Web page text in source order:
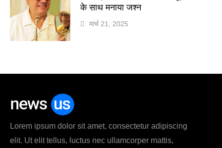
के साथ मनाया जश्न
मार्च 21, 2025
Lorem ipsum dolor sit amet, consectetur adipiscing
elit. Ut elit tellus, luctus nec ullamcorper mattis,